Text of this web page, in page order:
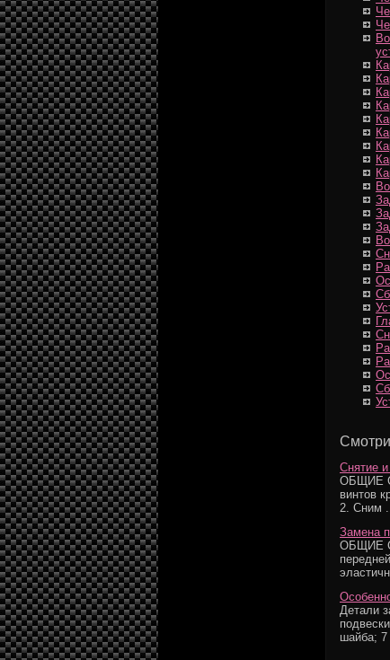
Снятие и
ОБЩИЕ
винтов
2. Сним
Замена
ОБЩИЕ
Детали
шайба;